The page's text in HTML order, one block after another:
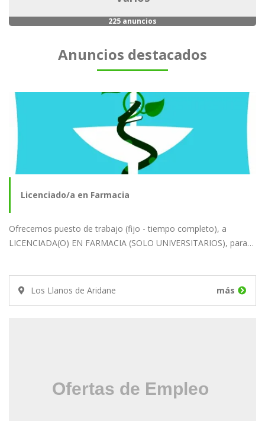
225 anuncios
Anuncios destacados
Licenciado/a en Farmacia
Ofrecemos puesto de trabajo (fijo - tiempo completo), a
LICENCIADA(O) EN FARMACIA (SOLO UNIVERSITARIOS), para…
Los Llanos de Aridane más